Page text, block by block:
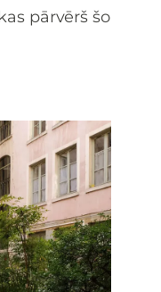
pārvērš šo